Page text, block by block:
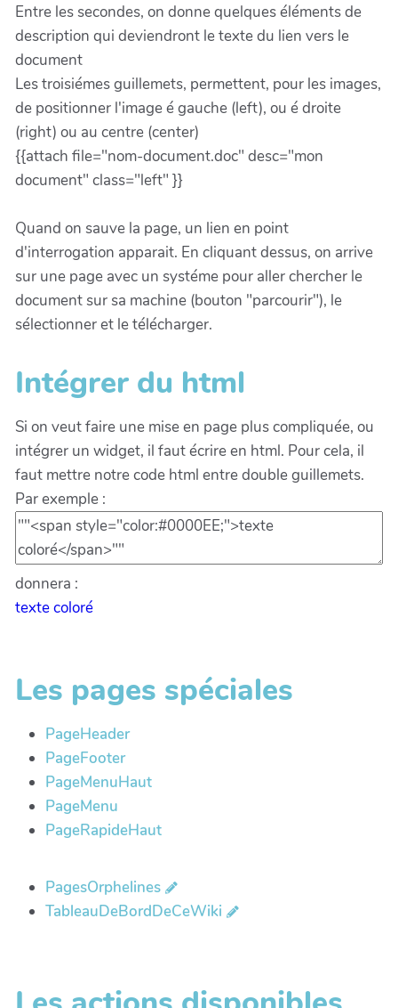
Entre les secondes, on donne quelques éléments de
description qui deviendront le texte du lien vers le
document
Les troisiémes guillemets, permettent, pour les images,
de positionner l'image é gauche (left), ou é droite
(right) ou au centre (center)
{{attach file="nom-document.doc" desc="mon
document" class="left" }}
Quand on sauve la page, un lien en point
d'interrogation apparait. En cliquant dessus, on arrive
sur une page avec un systéme pour aller chercher le
document sur sa machine (bouton "parcourir"), le
sélectionner et le télécharger.
Intégrer du html
Si on veut faire une mise en page plus compliquée, ou
intégrer un widget, il faut écrire en html. Pour cela, il
faut mettre notre code html entre double guillemets.
Par exemple :
donnera :
texte coloré
Les pages spéciales
PageHeader
PageFooter
PageMenuHaut
PageMenu
PageRapideHaut
PagesOrphelines
TableauDeBordDeCeWiki